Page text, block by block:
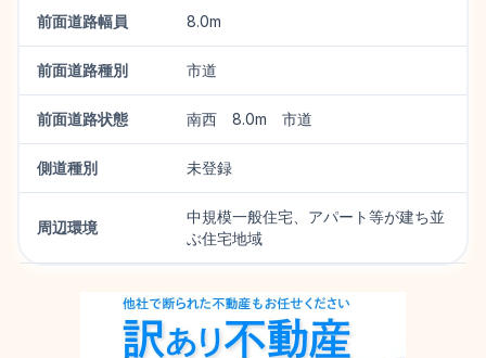
前面道路幅員 8.0m
前面道路種別 市道
前面道路状態 南西 8.0m 市道
側道種別 未登録
周辺環境
中規模一般住宅、アパート等が建ち並
ぶ住宅地域